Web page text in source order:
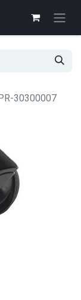
30300007